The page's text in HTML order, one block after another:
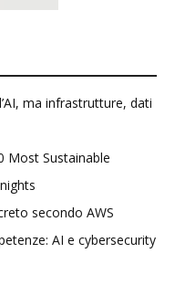
ma infrastrutture, dati
Most Sustainable
secondo AWS
AI e cybersecurity